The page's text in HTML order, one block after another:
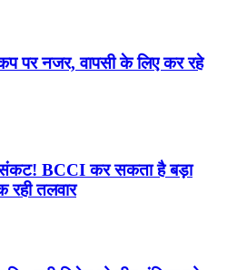
पर नजर, वापसी के लिए कर रहे
BCCI कर सकता है बड़ा
तलवार